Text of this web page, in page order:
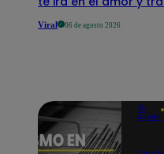
Viral 06 de agosto 2026
Te
ayudo